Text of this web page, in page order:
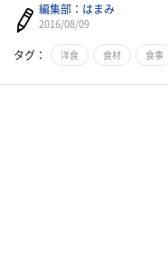
編集部：はまみ
2016/08/09
タグ： 洋食 食材 食事